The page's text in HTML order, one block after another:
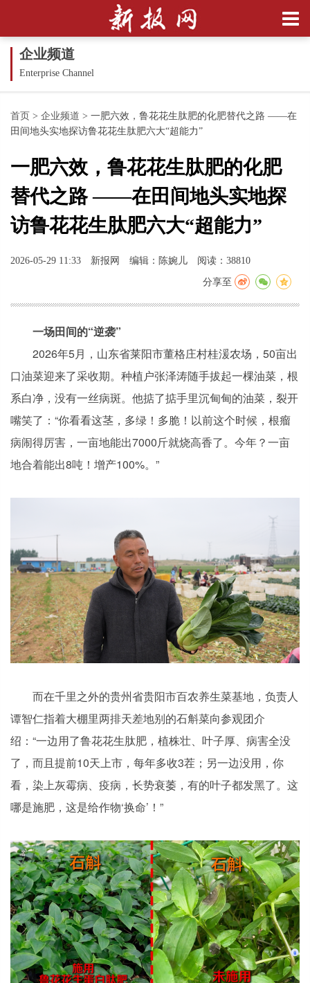
企业频道
Enterprise Channel
首页 > 企业频道 > 一肥六效，鲁花花生肽肥的化肥替代之路 ——在
田间地头实地探访鲁花花生肽肥六大“超能力”
一肥六效，鲁花花生肽肥的化肥
替代之路 ——在田间地头实地探
访鲁花花生肽肥六大“超能力”
2026-05-29 11:33 新报网 编辑：陈婉儿 阅读：38810
分享至
一场田间的“逆袭”
2026年5月，山东省莱阳市董格庄村桂湲农场，50亩出
口油菜迎来了采收期。种植户张泽涛随手拔起一棵油菜，根
系白净，没有一丝病斑。他掂了掂手里沉甸甸的油菜，裂开
嘴笑了：“你看看这茎，多绿！多脆！以前这个时候，根瘤
病闹得厉害，一亩地能出7000斤就烧高香了。今年？一亩
地合着能出8吨！增产100%。”
而在千里之外的贵州省贵阳市百农养生菜基地，负责人
谭智仁指着大棚里两排天差地别的石斛菜向参观团介
绍：“一边用了鲁花花生肽肥，植株壮、叶子厚、病害全没
了，而且提前10天上市，每年多收3茬；另一边没用，你
看，染上灰霉病、疫病，长势衰萎，有的叶子都发黑了。这
哪是施肥，这是给作物‘换命’！”